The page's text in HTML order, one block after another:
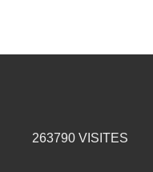
263790 VISITES